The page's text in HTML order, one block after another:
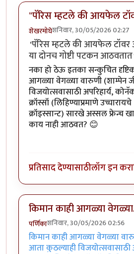
"पॅरिस म्हटले की आयफेल
शेखरमोघेशनिवार, 30/05/2026 02:27
"पॅरिस म्हटले की आयफेल टॉवर
या दोनच गोष्टी पटकन आठवतात
नका हो ठेऊ इतका सन्कुचित
आगळ्या वेगळ्या वारुणी (शाम्पेन
विजयोत्सवासाठी अपरिहार्य,
क्रॉस्सॉ (लिहिण्याप्रमाणे
क्रॉइस्सान्ट) सारखे अस्सल फ्रेन्च
काय नाही आठवत? 😊
प्रतिसाद देण्यासाठीलॉग इन करा
किमान काही आगळ्या
पर्णिकाशनिवार, 30/05/2026 02:56
किमान काही आगळ्या वेगळ्या
आता कुठल्याही विजयोत्सवासाठी